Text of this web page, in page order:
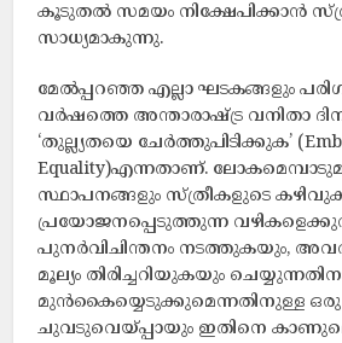
കൂടുതല്‍ സമയം നിക്ഷേപിക്കാന്‍
സാധ്യമാകുന്നു.
മേല്‍പ്പറഞ്ഞ എല്ലാ ഘടകങ്ങളും
വര്‍ഷത്തെ അന്താരാഷ്ട്ര വനിതാ ദിനം
‘തുല്ല്യതയെ ചേര്‍ത്തുപിടിക്കുക’
Equality)എന്നതാണ്.
സ്ഥാപനങ്ങളും സ്ത്രീകളുടെ
പ്രയോജനപ്പെടുത്തുന്ന
പുനര്‍വിചിന്തനം നടത്തുകയും,
മൂല്യം തിരിച്ചറിയുകയും
മുന്‍കൈയ്യെടുക്കുമെന്നതിനുള്ള
ചുവടുവെയ്പ്പായും ഇതിനെ